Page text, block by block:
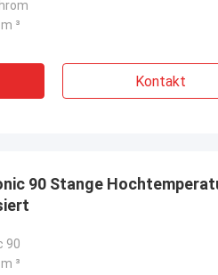
³
Kontakt
90 Stange
90
³